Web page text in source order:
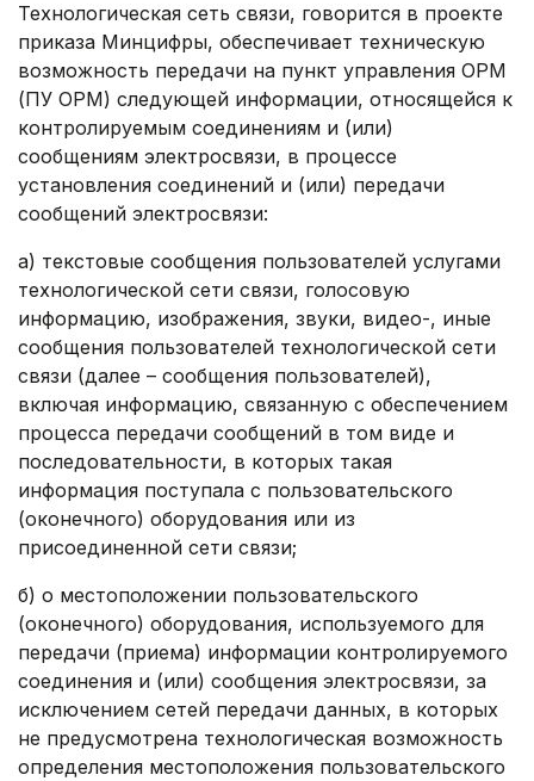
Технологическая сеть связи, говорится в проекте
приказа Минцифры, обеспечивает техническую
возможность передачи на пункт управления ОРМ
(ПУ ОРМ) следующей информации, относящейся к
контролируемым соединениям и (или)
сообщениям электросвязи, в процессе
установления соединений и (или) передачи
сообщений электросвязи:
а) текстовые сообщения пользователей услугами
технологической сети связи, голосовую
информацию, изображения, звуки, видео-, иные
сообщения пользователей технологической сети
связи (далее – сообщения пользователей),
включая информацию, связанную с обеспечением
процесса передачи сообщений в том виде и
последовательности, в которых такая
информация поступала с пользовательского
(оконечного) оборудования или из
присоединенной сети связи;
б) о местоположении пользовательского
(оконечного) оборудования, используемого для
передачи (приема) информации контролируемого
соединения и (или) сообщения электросвязи, за
исключением сетей передачи данных, в которых
не предусмотрена технологическая возможность
определения местоположения пользовательского